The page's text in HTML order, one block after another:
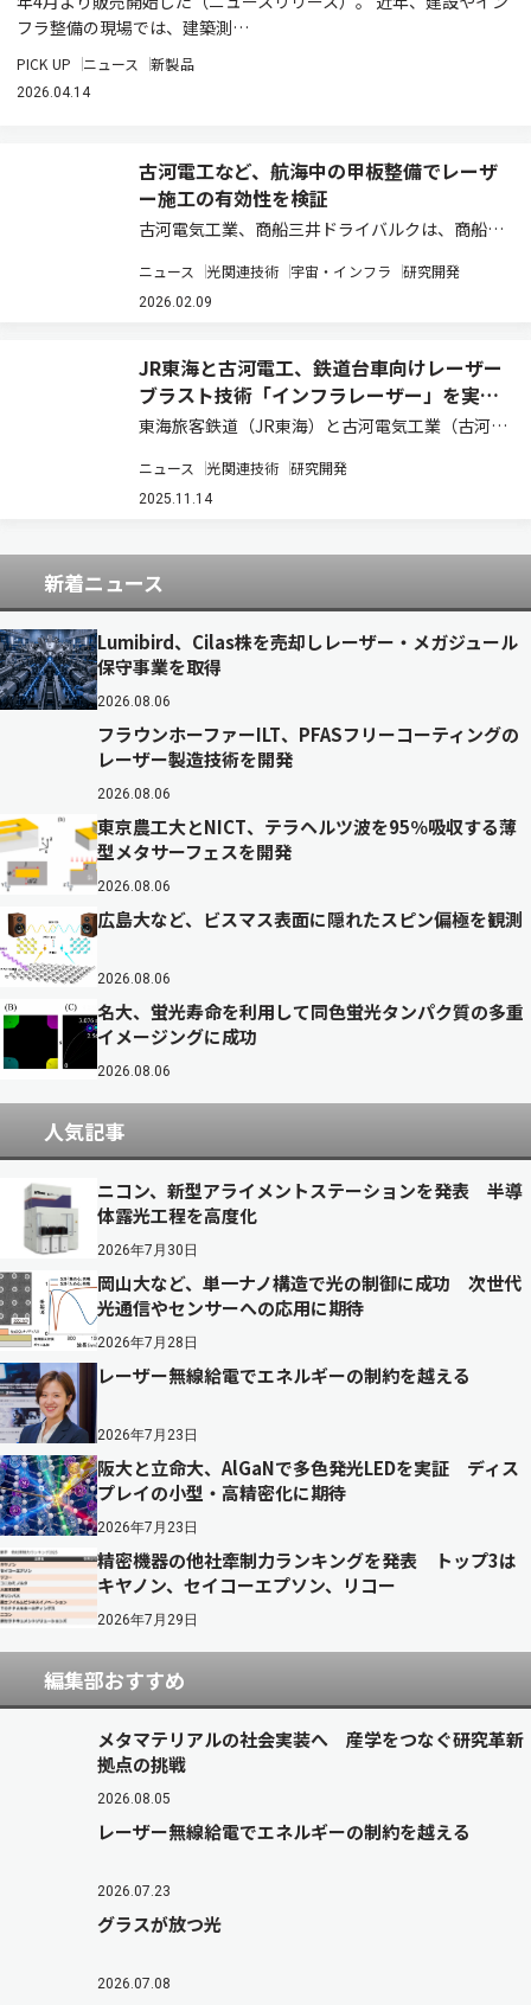
フラ整備の現場では、建築測…
PICK UP ニュース 新製品
2026.04.14
古河電工など、航海中の甲板整備でレーザ
ー施工の有効性を検証
古河電気工業、商船三井ドライバルクは、商船三
型ウルトラマックスばら積み船「Green
Winds」）に、インフラ構造物向けの表面処理ソ
ニュース 光関連技術 宇宙・インフラ 研究開発
2026.02.09
JR東海と古河電工、鉄道台車向けレーザー
ブラスト技術「インフラレーザー」を実用
化
東海旅客鉄道（JR東海）と古河電気工業（古河電
程において、古河電工が開発したインフラ構造物
向けレーザーブラスト技術「インフラレーザー」
ニュース 光関連技術 研究開発
2025.11.14
新着ニュース
Lumibird、Cilas株を売却しレーザー・メガジュール
保守事業を取得
2026.08.06
フラウンホーファーILT、PFASフリーコーティングの
レーザー製造技術を開発
2026.08.06
東京農工大とNICT、テラヘルツ波を95％吸収する薄
型メタサーフェスを開発
2026.08.06
広島大など、ビスマス表面に隠れたスピン偏極を観測
2026.08.06
名大、蛍光寿命を利用して同色蛍光タンパク質の多重
イメージングに成功
2026.08.06
人気記事
ニコン、新型アライメントステーションを発表 半導
体露光工程を高度化
2026年7月30日
岡山大など、単一ナノ構造で光の制御に成功 次世代
光通信やセンサーへの応用に期待
2026年7月28日
レーザー無線給電でエネルギーの制約を越える
2026年7月23日
阪大と立命大、AlGaNで多色発光LEDを実証 ディス
プレイの小型・高精密化に期待
2026年7月23日
精密機器の他社牽制力ランキングを発表 トップ3は
キヤノン、セイコーエプソン、リコー
2026年7月29日
編集部おすすめ
メタマテリアルの社会実装へ 産学をつなぐ研究革新
拠点の挑戦
2026.08.05
レーザー無線給電でエネルギーの制約を越える
2026.07.23
グラスが放つ光
2026.07.08